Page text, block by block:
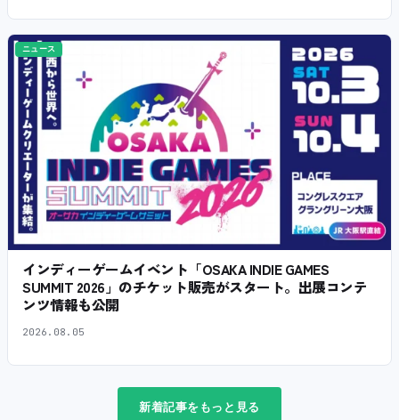
ニュース
インディーゲームイベント「OSAKA INDIE GAMES
SUMMIT 2026」のチケット販売がスタート。出展コンテ
ンツ情報も公開
2026.08.05
新着記事をもっと見る